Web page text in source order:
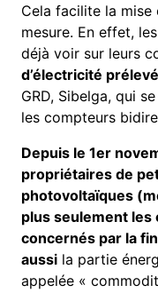
Cela facilite la
mesure. En effet,
déjà voir sur leurs
d’électricité
GRD, Sibelga, qui
les compteurs
Depuis le 1er
propriétaires de
photovoltaïques
plus seulement
concernés par la
aussi la partie
appelée «